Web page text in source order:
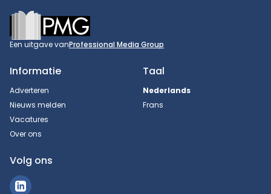
Footer
Een uitgave vanProfessional Media Group
Informatie
Adverteren
Nieuws melden
Vacatures
Over ons
Taal
Nederlands
Frans
Volg ons